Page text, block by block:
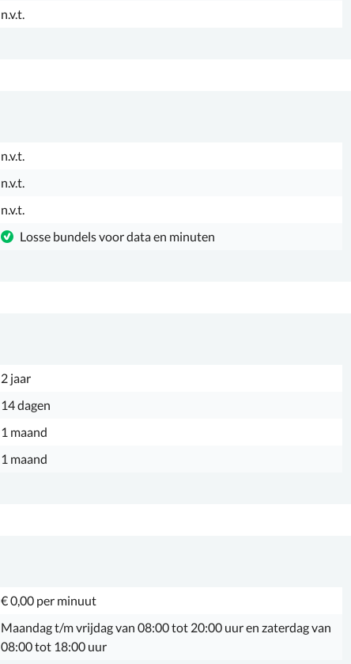
n.v.t.
n.v.t.
n.v.t.
n.v.t.
Losse bundels voor data en minuten
2 jaar
14 dagen
1 maand
1 maand
€ 0,00 per minuut
Maandag t/m vrijdag van 08:00 tot 20:00 uur en zaterdag van
08:00 tot 18:00 uur